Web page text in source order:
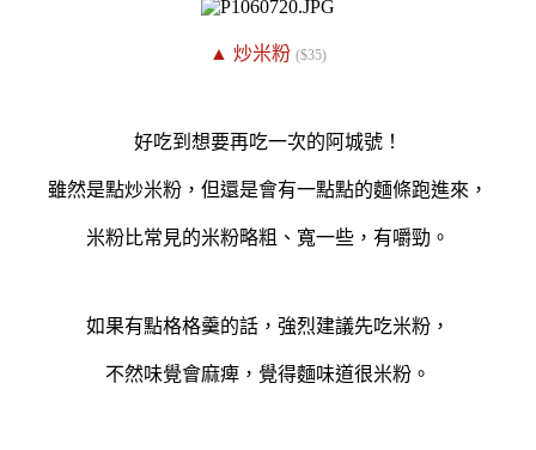
▲ 炒米粉 ($35)
好吃到想要再吃一次的阿城號！
雖然是點炒米粉，但還是會有一點點的麵條跑進來，
米粉比常見的米粉略粗、寬一些，有嚼勁。
如果有點格格羹的話，強烈建議先吃米粉，
不然味覺會麻痺，覺得麵味道很米粉。